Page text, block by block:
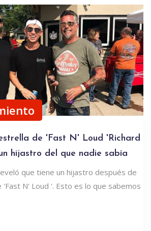
de 'Fast N' Loud 'Richard
hijastro del que nadie sabía
que tiene un hijastro después de
N' Loud '. Esto es lo que sabemos